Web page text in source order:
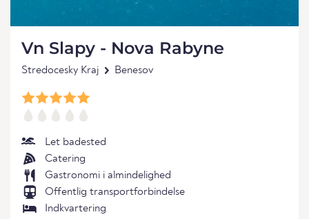
Vn Slapy - Nova Rabyne
Stredocesky Kraj Benesov
Let badested
Catering
Gastronomi i almindelighed
Offentlig transportforbindelse
Indkvartering